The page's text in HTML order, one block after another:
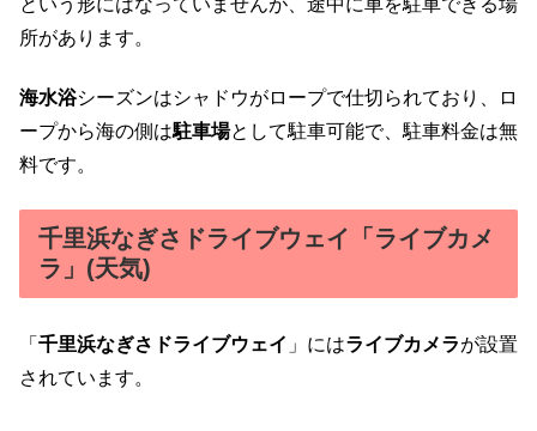
所があります。
海水浴シーズンはシャドウがロープで仕切られており、ロ
ープから海の側は駐車場として駐車可能で、駐車料金は無
料です。
千里浜なぎさドライブウェイ「ライブカメ
ラ」(天気)
「 千里浜なぎさドライブウェイ 」にはライブカメラが設置
されています。